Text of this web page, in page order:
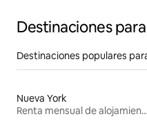
Destinaciones
Destinaciones populares
Nueva York
Renta mensual de alojamientos